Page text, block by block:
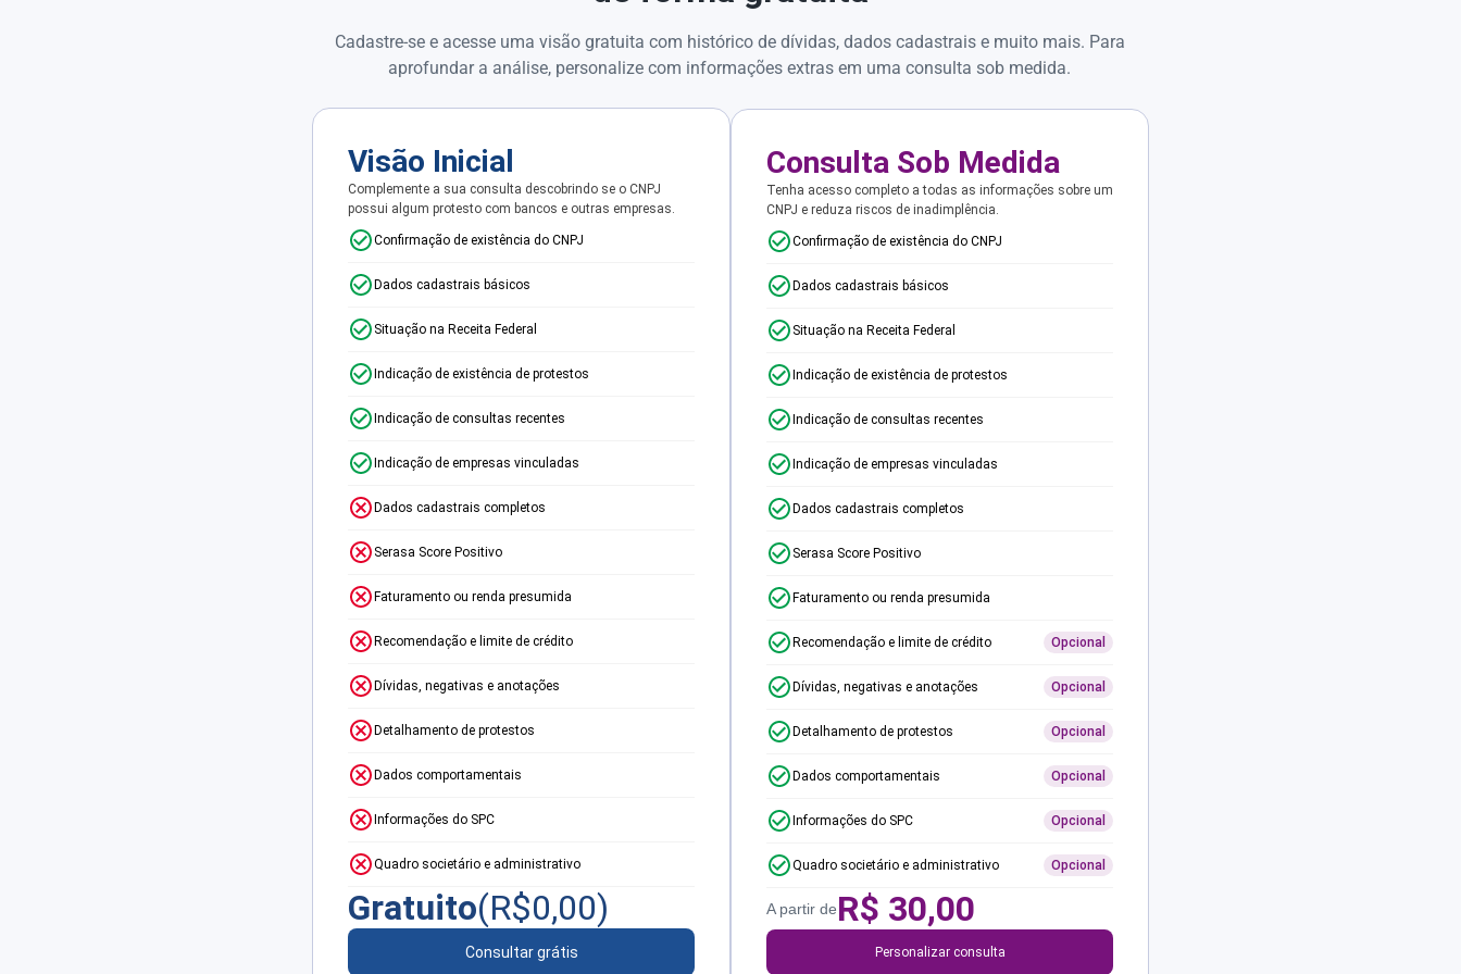
Cadastre-se e acesse uma visão gratuita com histórico de dívidas, dados cadastrais e muito mais. Para
aprofundar a análise, personalize com informações extras em uma consulta sob medida.
Visão Inicial
Complemente a sua consulta descobrindo se o CNPJ
possui algum protesto com bancos e outras empresas.
Confirmação de existência do CNPJ
Dados cadastrais básicos
Situação na Receita Federal
Indicação de existência de protestos
Indicação de consultas recentes
Indicação de empresas vinculadas
Dados cadastrais completos
Serasa Score Positivo
Faturamento ou renda presumida
Recomendação e limite de crédito
Dívidas, negativas e anotações
Detalhamento de protestos
Dados comportamentais
Informações do SPC
Quadro societário e administrativo
Gratuito(R$0,00)
Consultar grátis
Consulta Sob Medida
Tenha acesso completo a todas as informações sobre um
CNPJ e reduza riscos de inadimplência.
Confirmação de existência do CNPJ
Dados cadastrais básicos
Situação na Receita Federal
Indicação de existência de protestos
Indicação de consultas recentes
Indicação de empresas vinculadas
Dados cadastrais completos
Serasa Score Positivo
Faturamento ou renda presumida
Recomendação e limite de crédito Opcional
Dívidas, negativas e anotações Opcional
Detalhamento de protestos Opcional
Dados comportamentais Opcional
Informações do SPC Opcional
Quadro societário e administrativo Opcional
A partir deR$ 30,00
Personalizar consulta